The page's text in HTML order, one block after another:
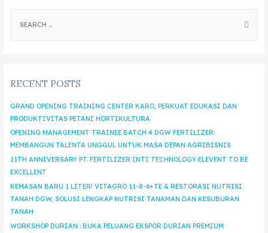
RECENT POSTS
GRAND OPENING TRAINING CENTER KARO, PERKUAT EDUKASI DAN
PRODUKTIVITAS PETANI HORTIKULTURA
OPENING MANAGEMENT TRAINEE BATCH 4 DGW FERTILIZER:
MEMBANGUN TALENTA UNGGUL UNTUK MASA DEPAN AGRIBISNIS
11TH ANNIVERSARY PT. FERTILIZER INTI TECHNOLOGY ELEVENT TO BE
EXCELLENT
KEMASAN BARU 1 LITER! VITAGRO 11-8-6+TE & RESTORASI NUTRISI
TANAH DGW, SOLUSI LENGKAP NUTRISI TANAMAN DAN KESUBURAN
TANAH
WORKSHOP DURIAN : BUKA PELUANG EKSPOR DURIAN PREMIUM